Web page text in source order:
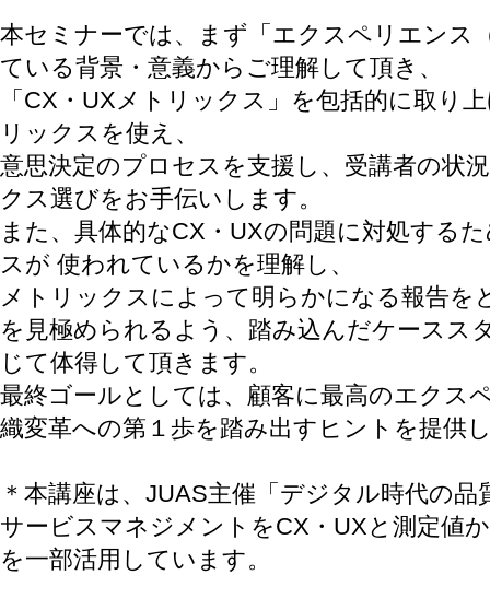
本セミナーでは、まず「エクスペリエンス
ている背景・意義からご理解して頂き、
「CX・UXメトリックス」を包括的に取り
リックスを使え、
意思決定のプロセスを支援し、受講者の状
クス選びをお手伝いします。
また、具体的なCX・UXの問題に対処する
スが 使われているかを理解し、
メトリックスによって明らかになる報告を
を見極められるよう、踏み込んだケースス
じて体得して頂きます。
最終ゴールとしては、顧客に最高のエクス
織変革への第１歩を踏み出すヒントを提供
＊本講座は、JUAS主催「デジタル時代の
サービスマネジメントをCX・UXと測定値
を一部活用しています。